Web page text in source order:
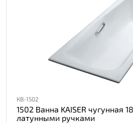
КВ-1502
1502 Ванна KAISER чугунная
латунными ручками